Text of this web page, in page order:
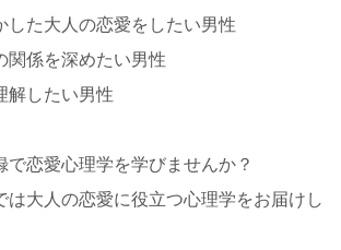
した大人の恋愛をしたい男性
関係を深めたい男性
解したい男性
恋愛心理学を学びませんか？
は大人の恋愛に役立つ心理学をお届けし